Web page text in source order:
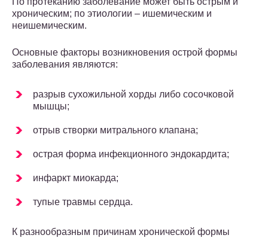
хроническим; по этиологии – ишемическим и
неишемическим.
Основные факторы возникновения острой формы
заболевания являются:
разрыв сухожильной хорды либо сосочковой
мышцы;
отрыв створки митрального клапана;
острая форма инфекционного эндокардита;
инфаркт миокарда;
тупые травмы сердца.
К разнообразным причинам хронической формы